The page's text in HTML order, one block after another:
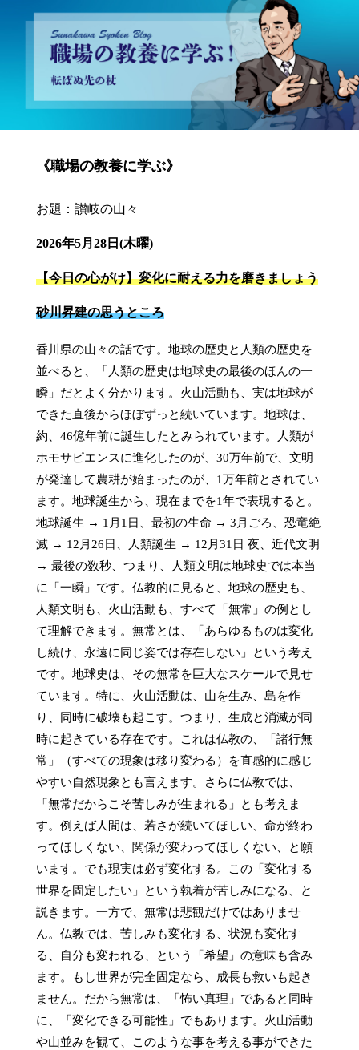
砂川昇建会長ブログ 職場の教養に学ぶ！～転ばぬ先の杖～
《職場の教養に学ぶ》
お題：讃岐の山々
2026年5月28日(木曜)
【今日の心がけ】変化に耐える力を磨きましょう
砂川昇建の思うところ
香川県の山々の話です。地球の歴史と人類の歴史を
並べると、「人類の歴史は地球史の最後のほんの一
瞬」だとよく分かります。火山活動も、実は地球が
できた直後からほぼずっと続いています。地球は、
約、46億年前に誕生したとみられています。人類が
ホモサピエンスに進化したのが、30万年前で、文明
が発達して農耕が始まったのが、1万年前とされてい
ます。地球誕生から、現在までを1年で表現すると。
地球誕生 → 1月1日、最初の生命 → 3月ごろ、恐竜絶
滅 → 12月26日、人類誕生 → 12月31日 夜、近代文明
→ 最後の数秒、つまり、人類文明は地球史では本当
に「一瞬」です。仏教的に見ると、地球の歴史も、
人類文明も、火山活動も、すべて「無常」の例とし
て理解できます。無常とは、「あらゆるものは変化
し続け、永遠に同じ姿では存在しない」という考え
です。地球史は、その無常を巨大なスケールで見せ
ています。特に、火山活動は、山を生み、島を作
り、同時に破壊も起こす。つまり、生成と消滅が同
時に起きている存在です。これは仏教の、「諸行無
常」（すべての現象は移り変わる）を直感的に感じ
やすい自然現象とも言えます。さらに仏教では、
「無常だからこそ苦しみが生まれる」とも考えま
す。例えば人間は、若さが続いてほしい、命が終わ
ってほしくない、関係が変わってほしくない、と願
います。でも現実は必ず変化する。この「変化する
世界を固定したい」という執着が苦しみになる、と
説きます。一方で、無常は悲観だけではありませ
ん。仏教では、苦しみも変化する、状況も変化す
る、自分も変われる、という「希望」の意味も含み
ます。もし世界が完全固定なら、成長も救いも起き
ません。だから無常は、「怖い真理」であると同時
に、「変化できる可能性」でもあります。火山活動
や山並みを観て、このような事を考える事ができた